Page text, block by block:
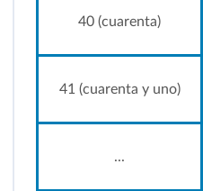
40 (cuarenta)
41 (cuarenta y uno)
...